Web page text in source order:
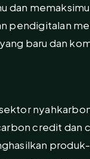
pendigitalan
baru dan
credit dan